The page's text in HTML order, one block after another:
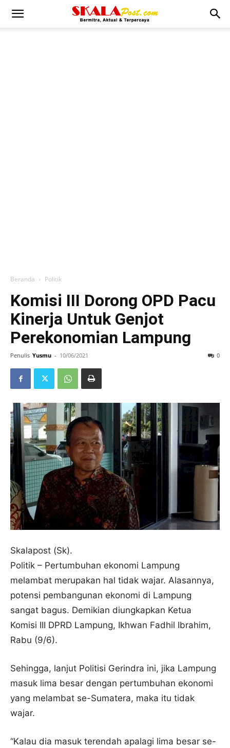
Beranda Politik
Komisi III Dorong OPD Pacu
Kinerja Untuk Genjot
Perekonomian Lampung
Penulis Yusmu - 10/06/2021 0
Skalapost (Sk).
Politik – Pertumbuhan ekonomi Lampung
melambat merupakan hal tidak wajar. Alasannya,
potensi pembangunan ekonomi di Lampung
sangat bagus. Demikian diungkapkan Ketua
Komisi III DPRD Lampung, Ikhwan Fadhil Ibrahim,
Rabu (9/6).
Sehingga, lanjut Politisi Gerindra ini, jika Lampung
masuk lima besar dengan pertumbuhan ekonomi
yang melambat se-Sumatera, maka itu tidak
wajar.
“Kalau dia masuk terendah apalagi lima besar se-